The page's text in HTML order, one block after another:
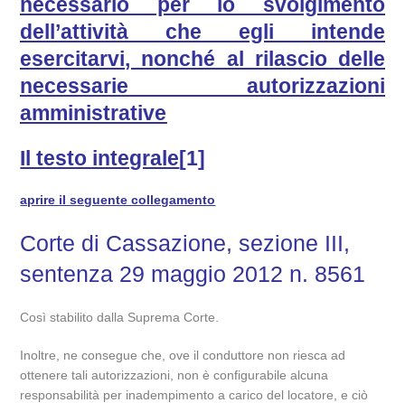
dell’attività che egli intende
esercitarvi, nonché al rilascio delle
necessarie autorizzazioni
amministrative
Il testo integrale[1]
aprire il seguente collegamento
Corte di Cassazione, sezione III,
sentenza 29 maggio 2012 n. 8561
Così stabilito dalla Suprema Corte.
Inoltre, ne consegue che, ove il conduttore non riesca ad
ottenere tali autorizzazioni, non è configurabile alcuna
responsabilità per inadempimento a carico del locatore, e ciò